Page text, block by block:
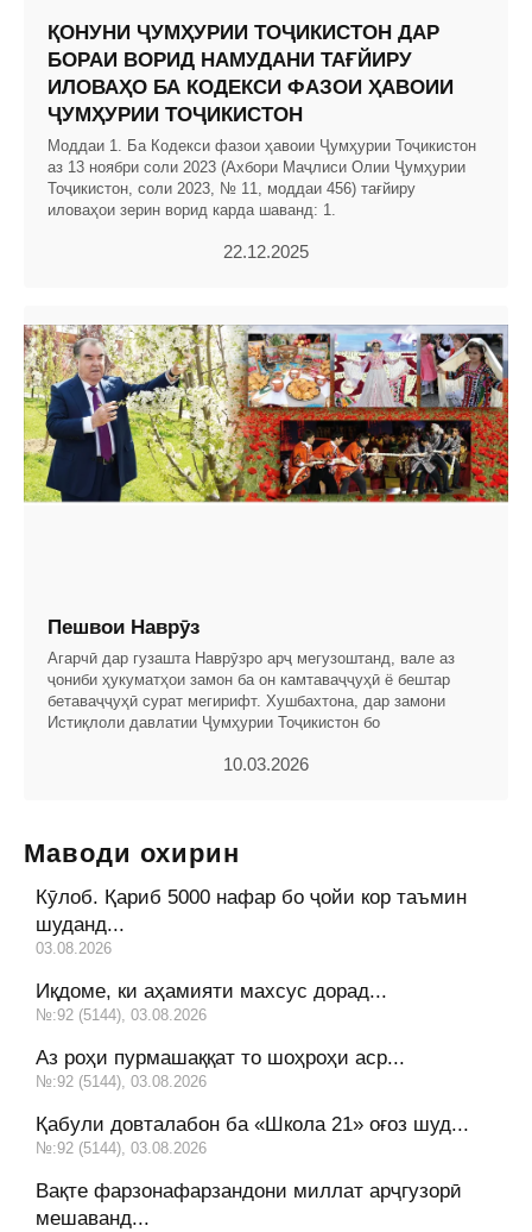
ҚОНУНИ ҶУМҲУРИИ ТОҶИКИСТОН ДАР
БОРАИ ВОРИД НАМУДАНИ ТАҒЙИРУ
ИЛОВАҲО БА КОДЕКСИ ФАЗОИ ҲАВОИИ
ҶУМҲУРИИ ТОҶИКИСТОН
Моддаи 1. Ба Кодекси фазои ҳавоии Ҷумҳурии Тоҷикистон
аз 13 ноябри соли 2023 (Ахбори Маҷлиси Олии Ҷумҳурии
Тоҷикистон, соли 2023, № 11, моддаи 456) тағйиру
иловаҳои зерин ворид карда шаванд: 1.
22.12.2025
Пешвои Наврӯз
Агарчӣ дар гузашта Наврӯзро арҷ мегузоштанд, вале аз
ҷониби ҳукуматҳои замон ба он камтаваҷҷуҳӣ ё бештар
бетаваҷҷуҳӣ сурат мегирифт. Хушбахтона, дар замони
Истиқлоли давлатии Ҷумҳурии Тоҷикистон бо
10.03.2026
Маводи охирин
Кӯлоб. Қариб 5000 нафар бо ҷойи кор таъмин
шуданд...
03.08.2026
Иқдоме, ки аҳамияти махсус дорад...
№:92 (5144), 03.08.2026
Аз роҳи пурмашаққат то шоҳроҳи аср...
№:92 (5144), 03.08.2026
Қабули довталабон ба «Школа 21» оғоз шуд...
№:92 (5144), 03.08.2026
Вақте фарзонафарзандони миллат арҷгузорӣ
мешаванд...